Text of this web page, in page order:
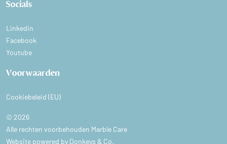
Socials
Linkedin
Facebook
Youtube
Voorwaarden
Cookiebeleid (EU)
© 2026
Alle rechten voorbehouden Marble Care
Website powered by Donkeys & Co.